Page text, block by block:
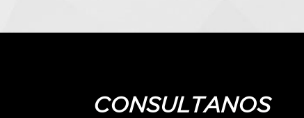
CONSULTANOS